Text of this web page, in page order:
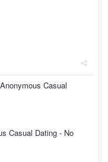
Casual
Casual Dating - No